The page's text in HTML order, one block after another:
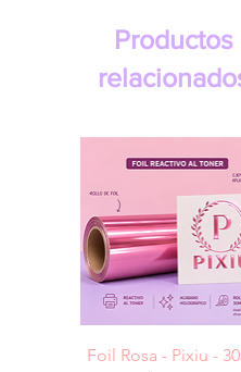
Productos
Foil Rosa - Pixiu -